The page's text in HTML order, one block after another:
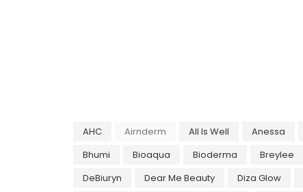
AHC Airnderm All Is Well Anessa
Bhumi
Bioaqua Bioderma Breylee
DeBiuryn
Dear Me Beauty Diza Glow